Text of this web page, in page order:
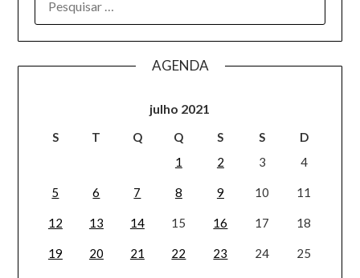
AGENDA
julho 2021
S T Q Q S S
D
1
2 3 4
5 6 7 8 9 10 11
12 13 14 15 16 17 18
19 20 21 22 23 24 25